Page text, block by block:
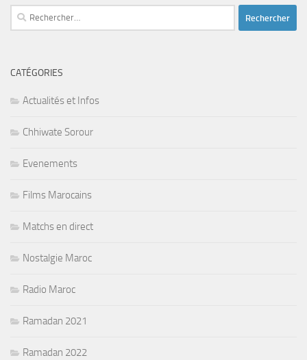
Rechercher :
CATÉGORIES
Actualités et Infos
Chhiwate Sorour
Evenements
Films Marocains
Matchs en direct
Nostalgie Maroc
Radio Maroc
Ramadan 2021
Ramadan 2022